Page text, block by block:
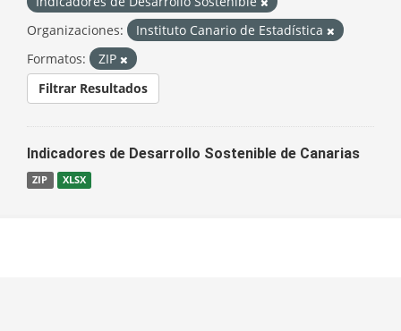
Organizaciones:
Instituto Canario de Estadística
Formatos:
ZIP
Filtrar Resultados
Indicadores de Desarrollo Sostenible de Canarias
ZIP XLSX